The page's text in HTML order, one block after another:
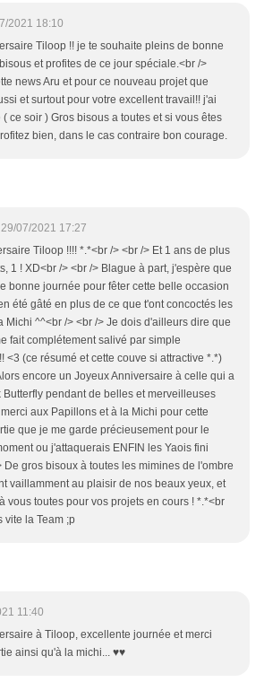
2021 18:10
Tiloop !! je te souhaite pleins de bonne
et profites de ce jour spéciale.<br />
news Aru et pour ce nouveau projet que
et surtout pour votre excellent travail!! j'ai
( ce soir ) Gros bisous a toutes et si vous êtes
bien, dans le cas contraire bon courage.
29/07/2021 17:27
Tiloop !!!! *.*<br /> <br /> Et 1 ans de plus
1 ! XD<br /> <br /> Blague à part, j'espère que
bonne journée pour fêter cette belle occasion
été gâté en plus de ce que t'ont concoctés les
Michi ^^<br /> <br /> Je dois d'ailleurs dire que
fait complétement salivé par simple
<3 (ce résumé et cette couve si attractive *.*)
encore un Joyeux Anniversaire à celle qui a
Butterfly pendant de belles et merveilleuses
aux Papillons et à la Michi pour cette
que je me garde précieusement pour le
ou j'attaquerais ENFIN les Yaois fini
De gros bisoux à toutes les mimines de l'ombre
vaillamment au plaisir de nos beaux yeux, et
vous toutes pour vos projets en cours ! *.*<br
vite la Team ;p
11:40
à Tiloop, excellente journée et merci
ainsi qu'à la michi... ♥♥